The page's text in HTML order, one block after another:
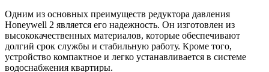
Одним из основных преимуществ редуктора давления
Honeywell 2 является его надежность. Он изготовлен из
высококачественных материалов, которые обеспечивают
долгий срок службы и стабильную работу. Кроме того,
устройство компактное и легко устанавливается в системе
водоснабжения квартиры.